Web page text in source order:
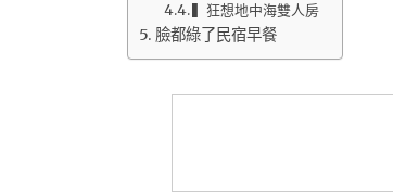
▍狂想地中海雙人房
臉都綠了民宿早餐